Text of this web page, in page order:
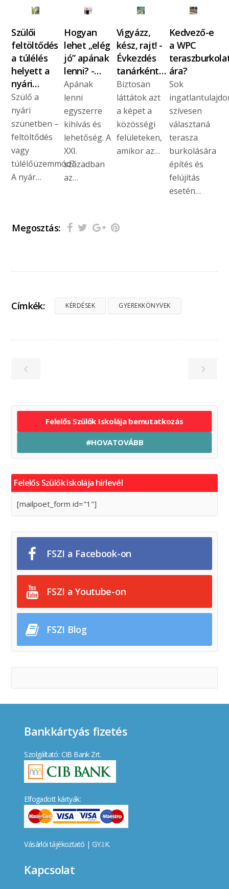
Szülői
feltöltődés
a túlélés
helyett a
nyári…
Szülő a
nyári
szünetben –
feltöltődés
vagy
túlélőüzemmód?
A nyár…
Hogyan
lehet „elég
jó” apának
lenni? -…
Apának
lenni
egyszerre
kihívás és
lehetőség. A
XXI.
században
az…
Vigyázz,
kész, rajt! -
Évkezdés
tanárként…
Biztosan
láttátok azt
a képet a
közösségi
felületeken,
amikor az…
Kedvező-e
a WPC
ára?
Sok
szívesen
választaná
terasza
burkolására
építés és
felújítás
esetén…
Megosztás:
Címkék: KÉRDÉSEK GYEREKKÖNYVEK
Felelős Szülők Iskolája bemutatkozás
#HOVATOVÁBB
Felelős Szülők Iskolája hírlevél
[mailpoet_form id="1"]
FSZI a Facebook-on
FSZI a Youtube-on
FSZI Blog
Bankkártyás fizetés
Szolgáltató: CIB Bank Zrt.
Elfogadott kártyák:
Vásárlói tájékoztató | GY.I.K.
Kapcsolat